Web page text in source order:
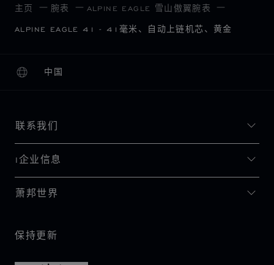
主页 腕表 ALPINE EAGLE 雪山傲翼腕表
ALPINE EAGLE 41 - 41毫米、自动上链机芯、黄金
中国
本地化（更改国家/地区）
更改国家/地区
联系我们
I企业信息
萧邦世界
保持更新